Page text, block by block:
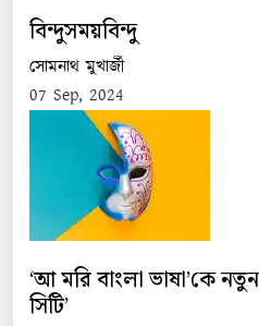
বিন্দুসময়বিন্দু
সোমনাথ মুখার্জী
07 Sep, 2024
‘আ মরি বাংলা ভাষা’কে
সিটি’